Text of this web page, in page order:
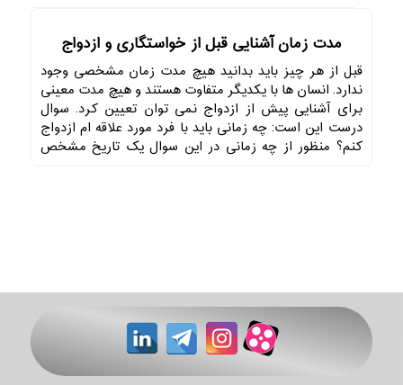
مدت زمان آشنایی قبل از خواستگاری و ازدواج
قبل از هر چیز باید بدانید هیچ مدت زمان مشخصی وجود
ندارد. انسان ها با یکدیگر متفاوت هستند و هیچ مدت معینی
برای آشنایی پیش از ازدواج نمی توان تعیین کرد. سوال
درست این است: چه زمانی باید با فرد مورد علاقه ام ازدواج
کنم؟ منظور از چه زمانی در این سوال یک تاریخ مشخص